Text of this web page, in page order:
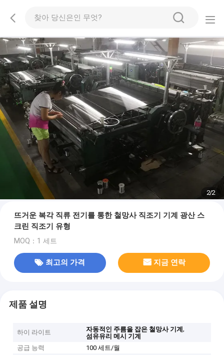
2/2
뜨거운 복각 직류 전기를 통한 철망사 직조기 기계 광산 스
크린 직조기 유형
MOQ：1 세트
최고의 가격 지금 연락
제품 설명
하이 라이트 자동적인 주름을 잡은 철망사 기계,
섬유유리 메시 기계
공급 능력
100 세트/월